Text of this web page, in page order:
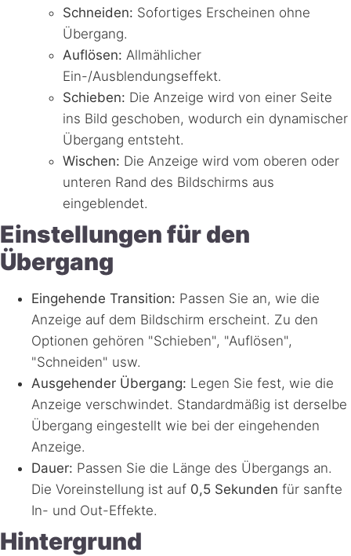
Schneiden: Sofortiges Erscheinen ohne
Übergang.
Auflösen: Allmählicher
Ein-/Ausblendungseffekt.
Schieben: Die Anzeige wird von einer Seite
ins Bild geschoben, wodurch ein dynamischer
Übergang entsteht.
Wischen: Die Anzeige wird vom oberen oder
unteren Rand des Bildschirms aus
eingeblendet.
Einstellungen für den
Übergang
Eingehende Transition: Passen Sie an, wie die
Anzeige auf dem Bildschirm erscheint. Zu den
Optionen gehören "Schieben", "Auflösen",
"Schneiden" usw.
Ausgehender Übergang: Legen Sie fest, wie die
Anzeige verschwindet. Standardmäßig ist derselbe
Übergang eingestellt wie bei der eingehenden
Anzeige.
Dauer: Passen Sie die Länge des Übergangs an.
Die Voreinstellung ist auf 0,5 Sekunden für sanfte
In- und Out-Effekte.
Hintergrund